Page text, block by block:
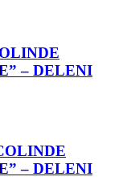
– DELENI
– DELENI